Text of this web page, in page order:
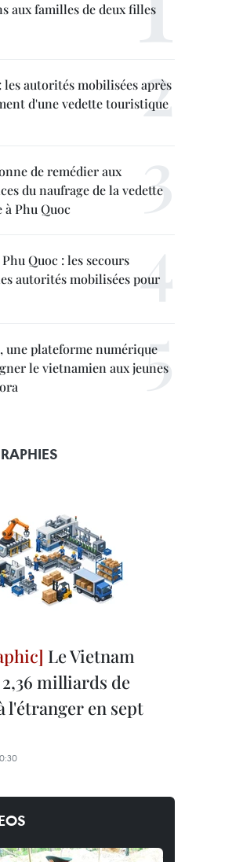
aux familles de deux filles
les autorités mobilisées après
d'une vedette touristique
de remédier aux
du naufrage de la vedette
Phu Quoc
Quoc : les secours
autorités mobilisées pour
une plateforme numérique
le vietnamien aux jeunes
Le Vietnam
milliards de
l'étranger en sept